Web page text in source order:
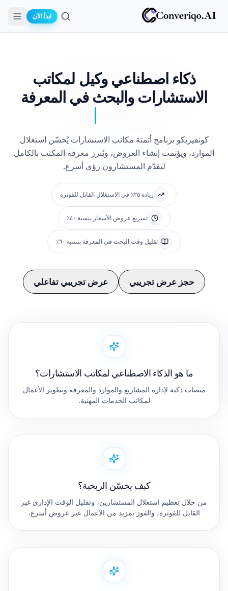
ابدأ الآن
ذكاء اصطناعي وكيل لمكاتب
الاستشارات والبحث في المعرفة
كونفيريكو برنامج أتمتة مكاتب الاستشارات يُحسّن استغلال
الموارد، ويؤتمت إنشاء العروض، ويُبرز معرفة المكتب بالكامل
ليقدّم المستشارون رؤى أسرع.
زيادة ٢٥٪ في الاستغلال القابل للفوترة
تسريع عروض الأسعار بنسبة ٤٠٪
تقليل وقت البحث في المعرفة بنسبة ٦٠٪
حجز عرض تجريبي عرض تجريبي تفاعلي
ما هو الذكاء الاصطناعي لمكاتب الاستشارات؟
منصات ذكية لإدارة المشاريع والموارد والمعرفة وتطوير الأعمال
لمكاتب الخدمات المهنية.
كيف يحسّن الربحية؟
من خلال تعظيم استغلال المستشارين، وتقليل الوقت الإداري غير
القابل للفوترة، والفوز بمزيد من الأعمال عبر عروض أسرع.